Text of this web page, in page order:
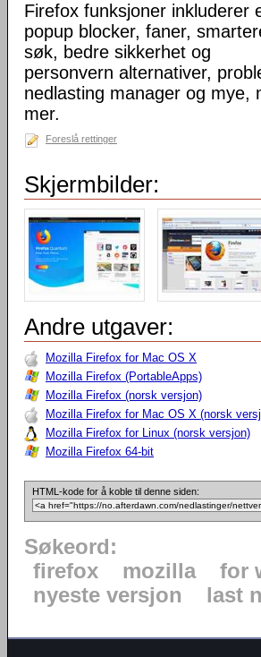
Firefox funksjoner inkluderer
popup blocker, faner,
søk, bedre sikkerhet og
personvern alternativer,
nedlasting manager og mye,
mer.
Foreslå rettinger
Skjermbilder:
Andre utgaver:
Mozilla Firefox for Mac OS X
Mozilla Firefox (PortableApps)
Mozilla Firefox (norsk versjon)
Mozilla Firefox for Mac OS X (norsk
Mozilla Firefox for Linux (norsk versjon)
Mozilla Firefox 64-bit
HTML-kode for å koble til denne siden:
Søkeord:
firefox
mozilla for
nyeste versjon
last